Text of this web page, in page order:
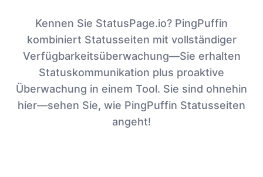
Kennen Sie StatusPage.io? PingPuffin
kombiniert Statusseiten mit vollständiger
Verfügbarkeitsüberwachung—Sie erhalten
Statuskommunikation plus proaktive
Überwachung in einem Tool. Sie sind ohnehin
hier—sehen Sie, wie PingPuffin Statusseiten
angeht!